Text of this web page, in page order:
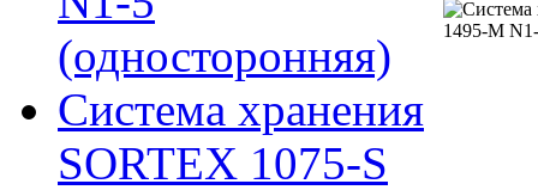
(односторонняя)
Система хранения
SORTEX 1075-S